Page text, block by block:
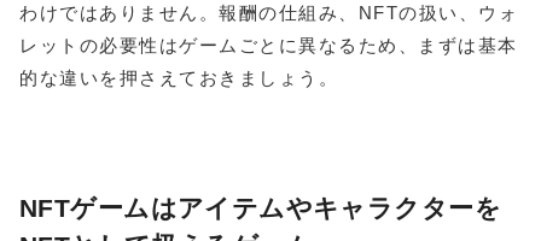
わけではありません。報酬の仕組み、NFTの扱い、ウォ
レットの必要性はゲームごとに異なるため、まずは基本
的な違いを押さえておきましょう。
NFTゲームはアイテムやキャラクターを